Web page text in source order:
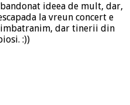
ideea de mult, dar,
la vreun concert e
imbatranim, dar tinerii din
:))